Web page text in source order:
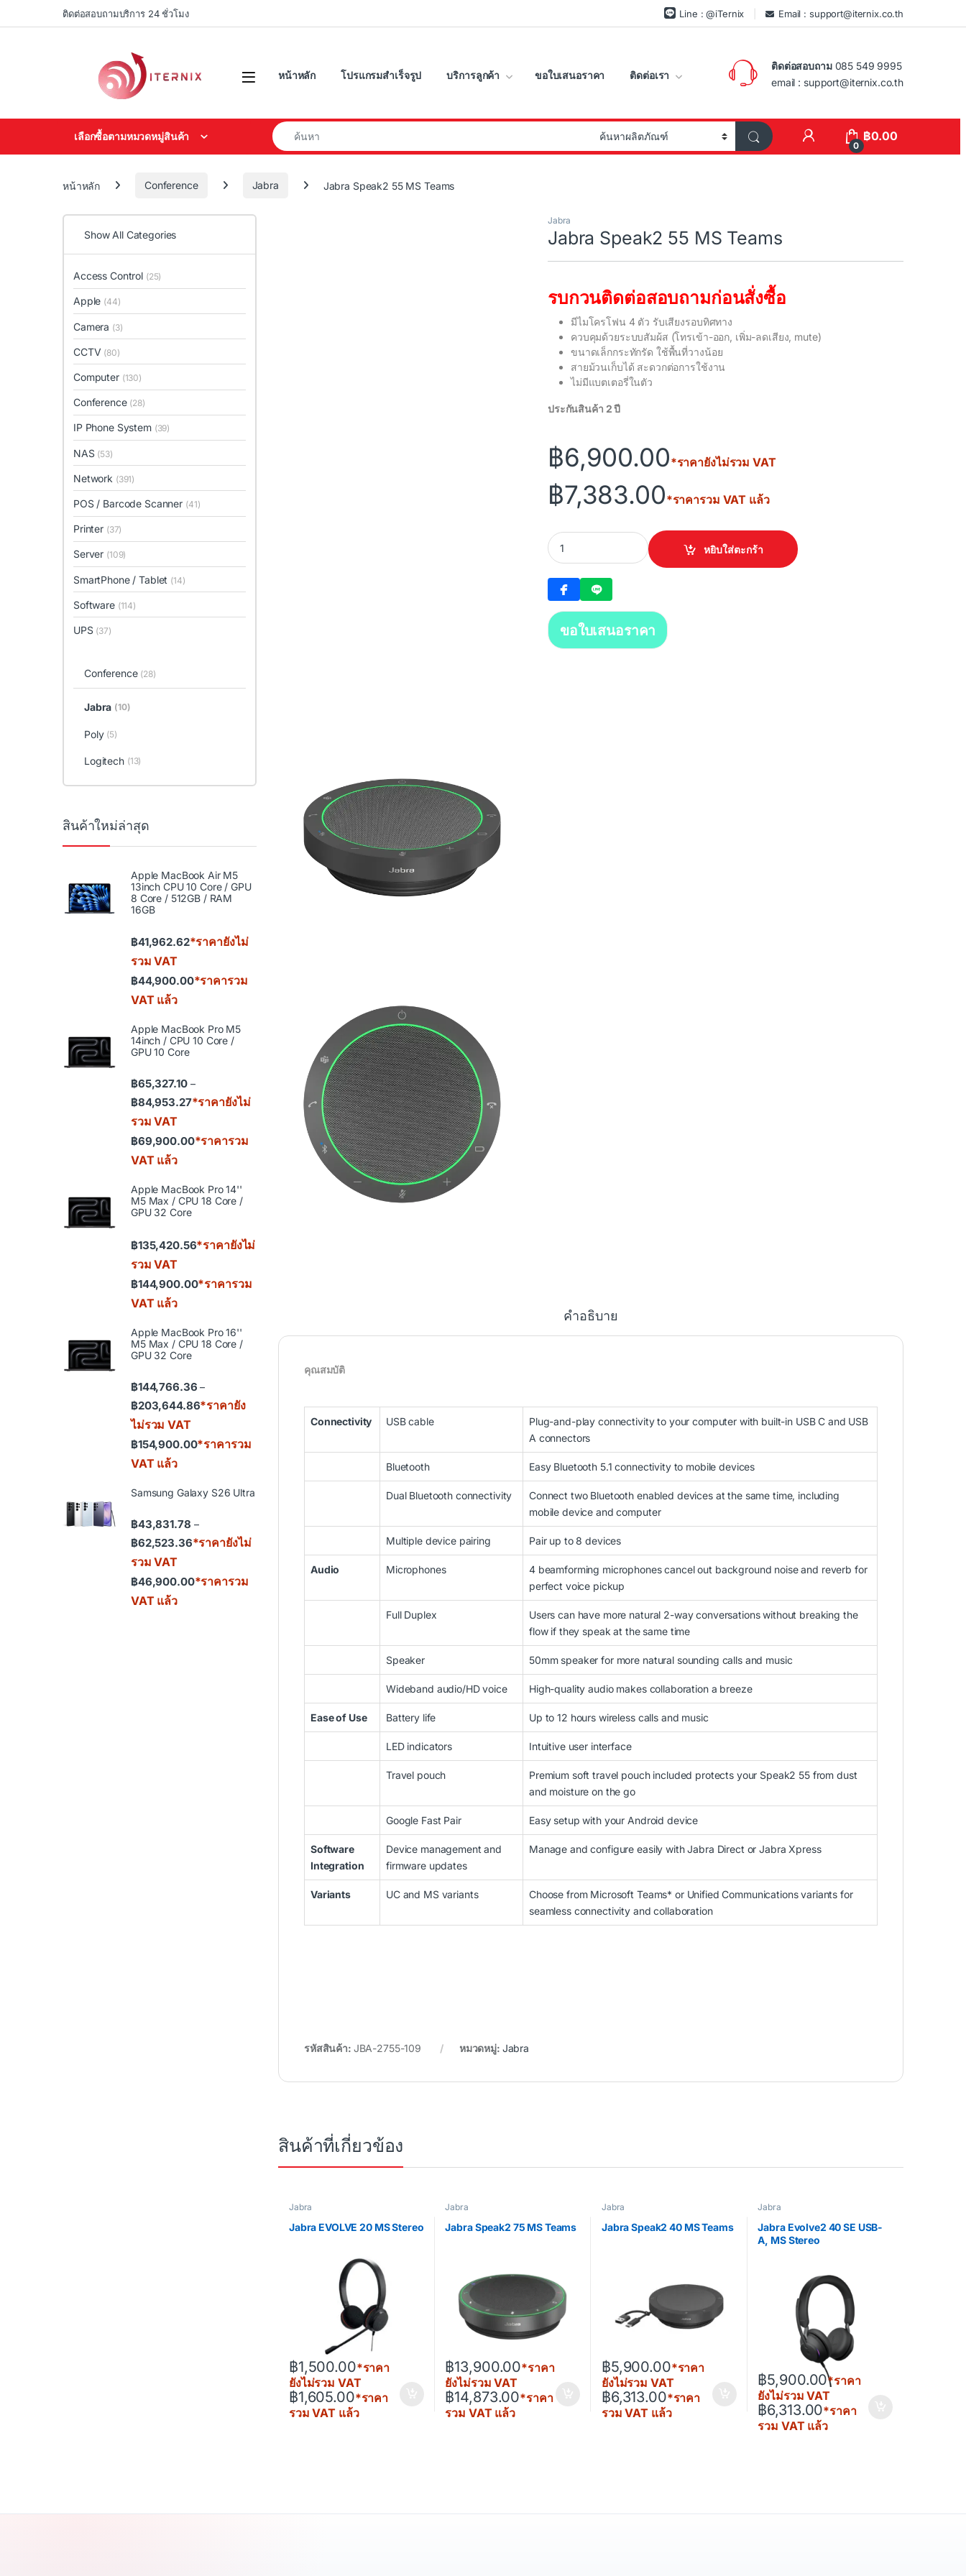
Skip to navigation
Skip to contentติดต่อสอบถามบริการ 24 ชั่วโมง Line : @iTernix Email : support@iternix.co.th
หน้าหลัก โปรแกรมสำเร็จรูป บริการลูกค้า ขอใบเสนอราคา ติดต่อเรา
ติดต่อสอบถาม085 549 9995
email : support@iternix.co.th
เลือกซื้อตามหมวดหมู่สินค้า
Search for:
0
฿0.00
หน้าหลัก Conference Jabra Jabra Speak2 55 MS Teams
Jabra
Jabra Speak2 55 MS Teams
รบกวนติดต่อสอบถามก่อนสั่งซื้อ
มีไมโครโฟน 4 ตัว รับเสียงรอบทิศทาง
ควบคุมด้วยระบบสัมผ้ส (โทรเข้า-ออก, เพิ่ม-ลดเสียง, mute)
ขนาดเล็กกระทักรัด ใช้พื้นที่วางน้อย
สายม้วนเก็บได้ สะดวกต่อการใช้งาน
ไม่มีแบตเตอรี่ในตัว
ประกันสินค้า 2 ปี
฿6,900.00*ราคายังไม่รวม VAT
฿7,383.00*ราคารวม VAT แล้ว
Jabra Speak2 55 MS Teams quantity
หยิบใส่ตะกร้า
ขอใบเสนอราคา
คำอธิบาย
คุณสมบัติ
Connectivity USB cable
Plug-and-play connectivity to your computer with built-in USB C and USB
A connectors
Bluetooth Easy Bluetooth 5.1 connectivity to mobile devices
Dual Bluetooth connectivity
Connect two Bluetooth enabled devices at the same time, including
mobile device and computer
Multiple device pairing Pair up to 8 devices
Audio Microphones
4 beamforming microphones cancel out background noise and reverb for
perfect voice pickup
Full Duplex
Users can have more natural 2-way conversations without breaking the
flow if they speak at the same time
Speaker 50mm speaker for more natural sounding calls and music
Wideband audio/HD voice High-quality audio makes collaboration a breeze
Ease of Use Battery life Up to 12 hours wireless calls and music
LED indicators Intuitive user interface
Travel pouch
Premium soft travel pouch included protects your Speak2 55 from dust
and moisture on the go
Google Fast Pair Easy setup with your Android device
Software
Integration
Device management and
firmware updates
Manage and configure easily with Jabra Direct or Jabra Xpress
Variants UC and MS variants
Choose from Microsoft Teams* or Unified Communications variants for
seamless connectivity and collaboration
รหัสสินค้า: JBA-2755-109 หมวดหมู่: Jabra
สินค้าที่เกี่ยวข้อง
Jabra
Jabra EVOLVE 20 MS Stereo
฿1,500.00*ราคา
ยังไม่รวม VAT
฿1,605.00*ราคา
รวม VAT แล้ว
Jabra
Jabra Speak2 75 MS Teams
฿13,900.00*ราคา
ยังไม่รวม VAT
฿14,873.00*ราคา
รวม VAT แล้ว
Jabra
Jabra Speak2 40 MS Teams
฿5,900.00*ราคา
ยังไม่รวม VAT
฿6,313.00*ราคา
รวม VAT แล้ว
Jabra
Jabra Evolve2 40 SE USB-
A, MS Stereo
฿5,900.00*ราคา
ยังไม่รวม VAT
฿6,313.00*ราคา
รวม VAT แล้ว
Show All Categories
Access Control (25)
Apple (44)
Camera (3)
CCTV (80)
Computer (130)
Conference (28)
IP Phone System (39)
NAS (53)
Network (391)
POS / Barcode Scanner (41)
Printer (37)
Server (109)
SmartPhone / Tablet (14)
Software (114)
UPS (37)
Conference (28)
Jabra (10)
Poly (5)
Logitech (13)
สินค้าใหม่ล่าสุด
Apple MacBook Air M5
13inch CPU 10 Core / GPU
8 Core / 512GB / RAM
16GB
฿41,962.62*ราคายังไม่
รวม VAT
฿44,900.00*ราคารวม
VAT แล้ว
Apple MacBook Pro M5
14inch / CPU 10 Core /
GPU 10 Core
฿65,327.10 –
฿84,953.27Price range: ฿65,327.10 through ฿84,953.27
*ราคายังไม่
รวม VAT
฿69,900.00*ราคารวม
VAT แล้ว
Apple MacBook Pro 14''
M5 Max / CPU 18 Core /
GPU 32 Core
฿135,420.56*ราคายังไม่
รวม VAT
฿144,900.00*ราคารวม
VAT แล้ว
Apple MacBook Pro 16''
M5 Max / CPU 18 Core /
GPU 32 Core
฿144,766.36 –
฿203,644.86Price range: ฿144,766.36 through ฿203,644.86
*ราคายัง
ไม่รวม VAT
฿154,900.00*ราคารวม
VAT แล้ว
Samsung Galaxy S26 Ultra
฿43,831.78 –
฿62,523.36Price range: ฿43,831.78 through ฿62,523.36
*ราคายังไม่
รวม VAT
฿46,900.00*ราคารวม
VAT แล้ว